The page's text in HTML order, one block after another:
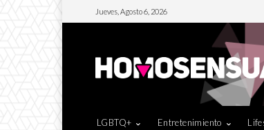
Jueves, Agosto 6, 2026
LGBTQ+ Entretenimiento